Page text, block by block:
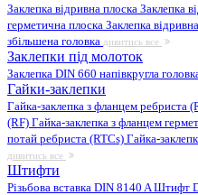
Заклепка відривна плоска Заклепка
герметична плоска Заклепка
збільшена головка дивитись все
Заклепки під молоток
Заклепка DIN 660 напівкругла
Гайки-заклепки
Гайка-заклепка з фланцем ребриста
(RF) Гайка-заклепка з фланцем
потай ребриста (RTCs) Гайка-
дивитись все
Штифти
Різьбова вставка DIN 8140 AШтифт